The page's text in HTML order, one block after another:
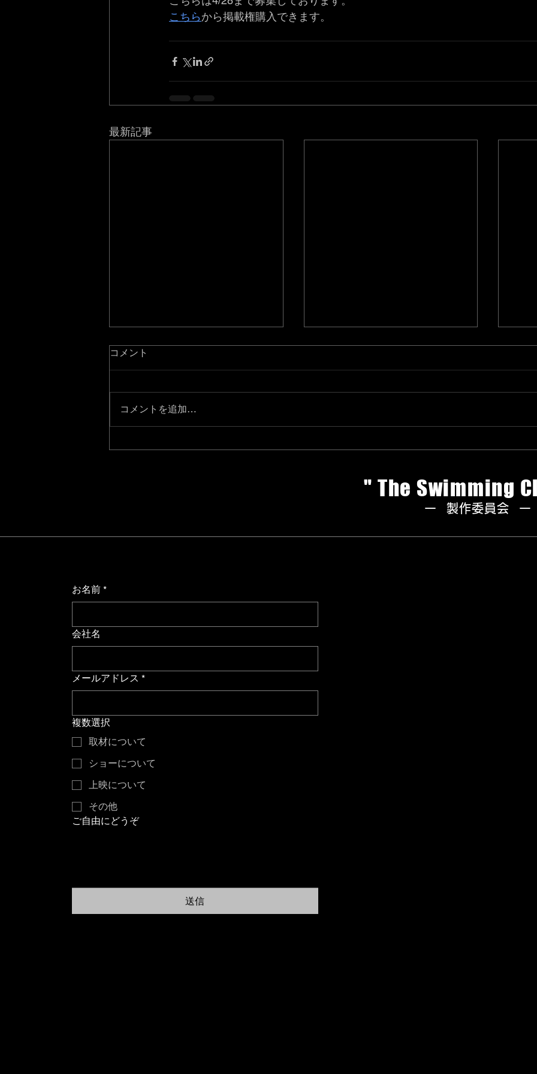
こちらから掲載権購入できます。
最新記事
JICA事務局で上映会
6/23(月)にJICA竹橋ビルにおい
の職員の皆様がお忙しい中ご来場
くださいました。 上映後は、一
唐
国内
トさ
コメント
コメントを追加…
" The Swimming
ー 製作委員会 ー
お名前 *
会社名
メールアドレス *
複数選択
取材について
ショーについて
上映について
その他
ご自由にどうぞ
送信